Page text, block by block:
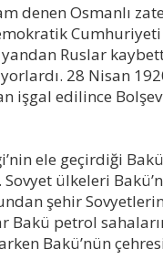
denen Osmanlı
Cumhuriyeti
yandan Ruslar
28 Nisan
işgal edilince
ele geçirdiği
ülkeleri
şehir
Bakü petrol
Bakü’nün